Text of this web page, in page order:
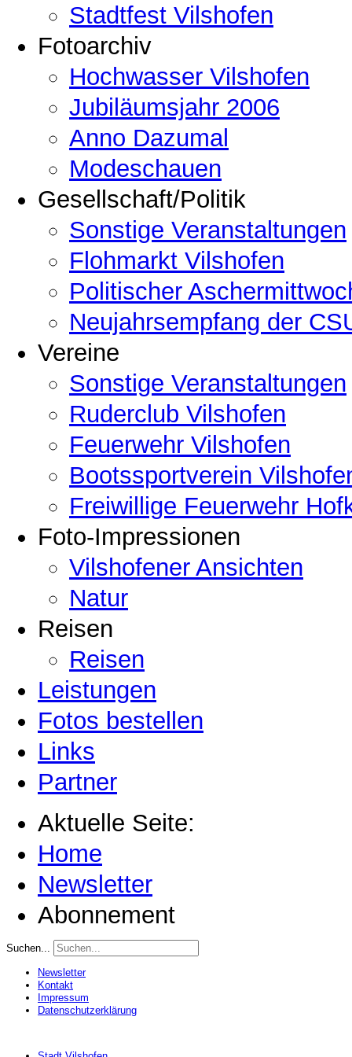
Stadtfest Vilshofen
Fotoarchiv
Hochwasser Vilshofen
Jubiläumsjahr 2006
Anno Dazumal
Modeschauen
Gesellschaft/Politik
Sonstige Veranstaltungen
Flohmarkt Vilshofen
Politischer
Neujahrsempfang der
Vereine
Sonstige Veranstaltungen
Ruderclub Vilshofen
Feuerwehr Vilshofen
Bootssportverein
Freiwillige Feuerwehr
Foto-Impressionen
Vilshofener Ansichten
Natur
Reisen
Reisen
Leistungen
Fotos bestellen
Links
Partner
Aktuelle Seite:
Home
Newsletter
Abonnement
Suchen...
Newsletter
Kontakt
Impressum
Datenschutzerklärung